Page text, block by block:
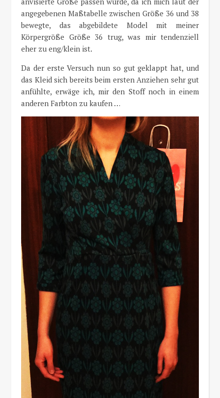
angegebenen Maßtabelle zwischen Größe 36 und 38
bewegte, das abgebildete Model mit meiner
Körpergröße Größe 36 trug, was mir tendenziell
eher zu eng/klein ist.
Da der erste Versuch nun so gut geklappt hat, und
das Kleid sich bereits beim ersten Anziehen sehr gut
anfühlte, erwäge ich, mir den Stoff noch in einem
anderen Farbton zu kaufen …